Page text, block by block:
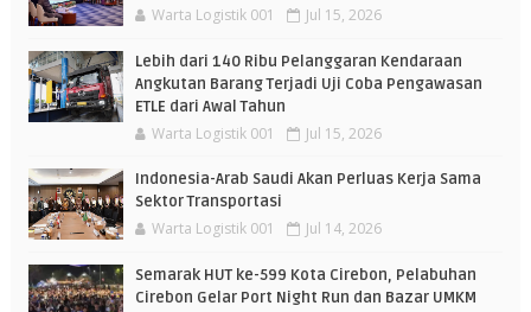
Warta Logistik 001 Jul 15, 2026
Lebih dari 140 Ribu Pelanggaran Kendaraan
Angkutan Barang Terjadi Uji Coba Pengawasan
ETLE dari Awal Tahun
Warta Logistik 001 Jul 15, 2026
Indonesia-Arab Saudi Akan Perluas Kerja Sama
Sektor Transportasi
Warta Logistik 001 Jul 14, 2026
Semarak HUT ke-599 Kota Cirebon, Pelabuhan
Cirebon Gelar Port Night Run dan Bazar UMKM